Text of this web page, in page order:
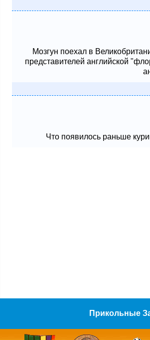
Мозгун поехал в
представителей английской
Что появилось раньше
Прикольные